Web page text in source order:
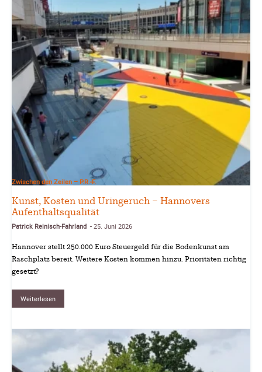
Zwischen den Zeilen – P.R.-F.
Kunst, Kosten und Uringeruch – Hannovers
Aufenthaltsqualität
Patrick Reinisch-Fahrland - 25. Juni 2026
Hannover stellt 250.000 Euro Steuergeld für die Bodenkunst am
Raschplatz bereit. Weitere Kosten kommen hinzu. Prioritäten richtig
gesetzt?
Weiterlesen